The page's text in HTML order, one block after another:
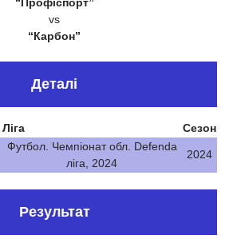
vs
“Карбон”
Деталі
Ліга
Сезон
Футбол. Чемпіонат обл. Defenda
ліга, 2024
2024
Результат